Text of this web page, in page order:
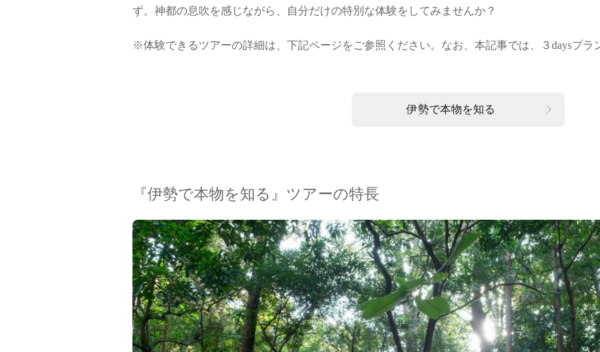
ず。神都の息吹を感じながら、自分だけの特別な体験をしてみませんか？
※体験できるツアーの詳細は、下記ページをご参照ください。なお、本記事では、３daysプラ
伊勢で本物を知る
『伊勢で本物を知る』ツアーの特長